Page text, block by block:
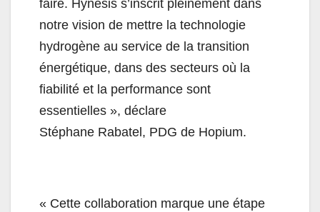
faire. Hynesis s’inscrit pleinement dans
notre vision de mettre la technologie
hydrogène au service de la transition
énergétique, dans des secteurs où la
fiabilité et la performance sont
essentielles », déclare
Stéphane Rabatel, PDG de Hopium.
« Cette collaboration marque une étape